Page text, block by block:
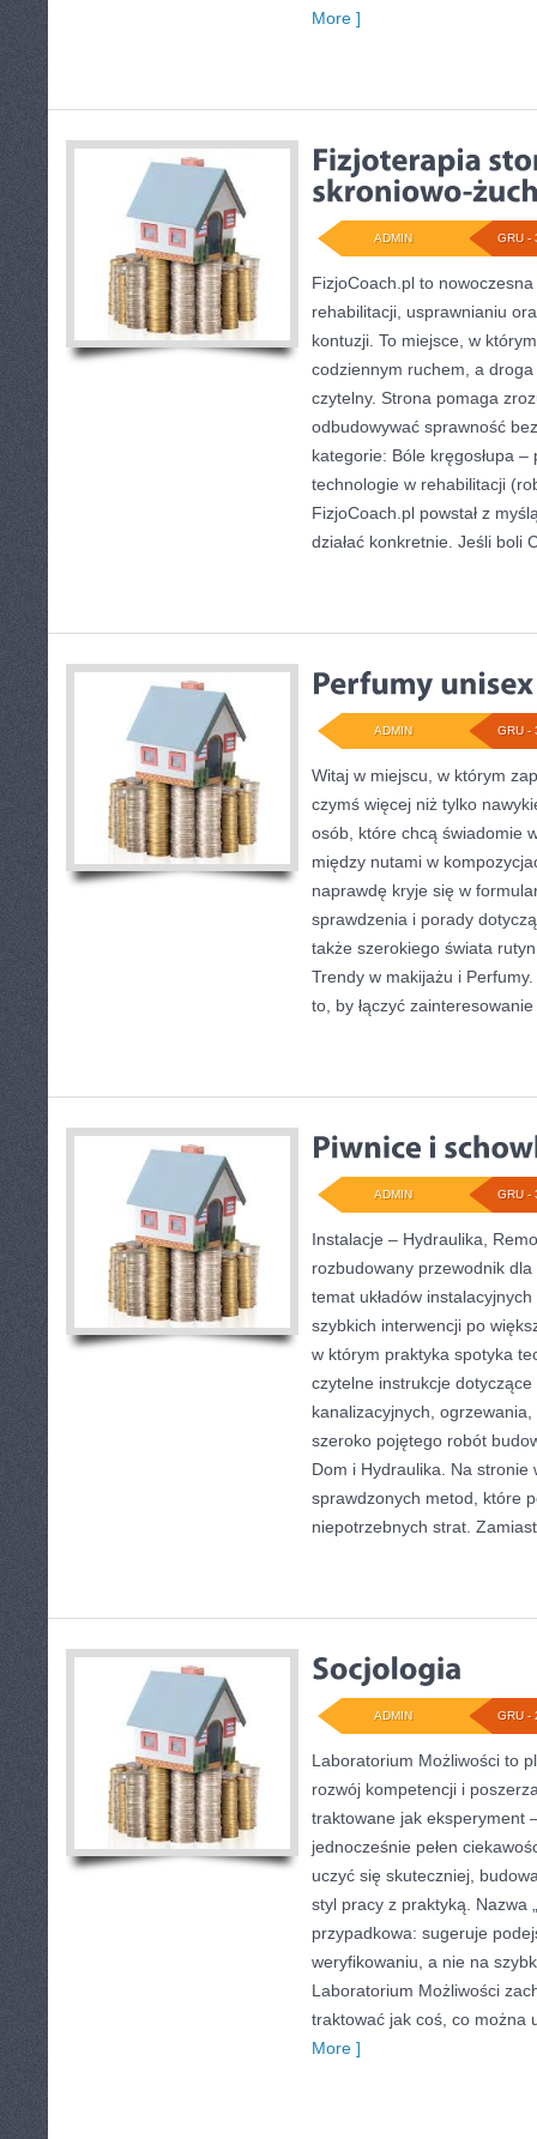
More ]
GRU -
ADMIN
FizjoCoach.pl to
rehabilitacji, usprawnianiu
kontuzji. To miejsce, w
codziennym ruchem, a
czytelny. Strona pomaga
odbudowywać sprawność
kategorie: Bóle kręgosłupa
technologie w rehabilitacji
FizjoCoach.pl powstał z
działać konkretnie. Jeśli boli
GRU -
ADMIN
Witaj w miejscu, w którym
czymś więcej niż tylko
osób, które chcą świadomie
między nutami w
naprawdę kryje się w
sprawdzenia i porady
także szerokiego świata
Trendy w makijażu i
to, by łączyć
GRU -
ADMIN
Instalacje – Hydraulika,
rozbudowany przewodnik
temat układów
szybkich interwencji po
w którym praktyka spotyka
czytelne instrukcje
kanalizacyjnych,
szeroko pojętego robót
Dom i Hydraulika. Na stronie
sprawdzonych metod, które
niepotrzebnych strat.
GRU -
ADMIN
Laboratorium Możliwości to
rozwój kompetencji i
traktowane jak eksperyment
jednocześnie pełen
uczyć się skuteczniej,
styl pracy z praktyką. Nazwa
przypadkowa: sugeruje
weryfikowaniu, a nie na
Laboratorium Możliwości
traktować jak coś, co można
More ]